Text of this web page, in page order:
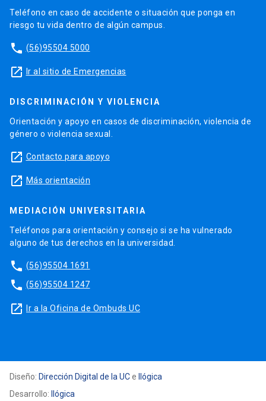
Teléfono en caso de accidente o situación que ponga en
riesgo tu vida dentro de algún campus.
phone (56)95504 5000
launch Ir al sitio de Emergencias
DISCRIMINACIÓN Y VIOLENCIA
Orientación y apoyo en casos de discriminación, violencia de
género o violencia sexual.
launch Contacto para apoyo
launch Más orientación
MEDIACIÓN UNIVERSITARIA
Teléfonos para orientación y consejo si se ha vulnerado
alguno de tus derechos en la universidad.
phone (56)95504 1691
phone (56)95504 1247
launch Ir a la Oficina de Ombuds UC
Diseño: Dirección Digital de la UCe
Ilógica
Desarrollo:
Ilógica